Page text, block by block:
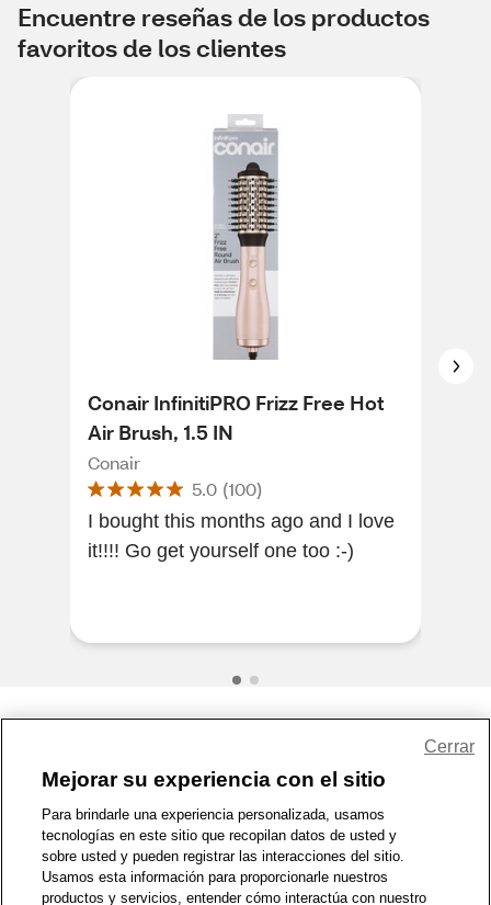
Encuentre reseñas de los productos
favoritos de los clientes
Conair InfinitiPRO Frizz Free Hot
Air Brush, 1.5 IN
Conair
5.0 (100)
I bought this months ago and I love
it!!!! Go get yourself one too :-)
1-800-679-9691 | Contáctenos | Términos de Uso | Accesibilidad
Política de Privacidad | WA Privacy Policy | Mapa del sitio
Zona de Bienestar | © 1999 - 2026 CVS.com
Mejorar su experiencia con el sitio
Para brindarle una experiencia personalizada, usamos
tecnologías en este sitio que recopilan datos de usted y
sobre usted y pueden registrar las interacciones del sitio.
Usamos esta información para proporcionarle nuestros
productos y servicios, entender cómo interactúa con nuestro
Cerrar